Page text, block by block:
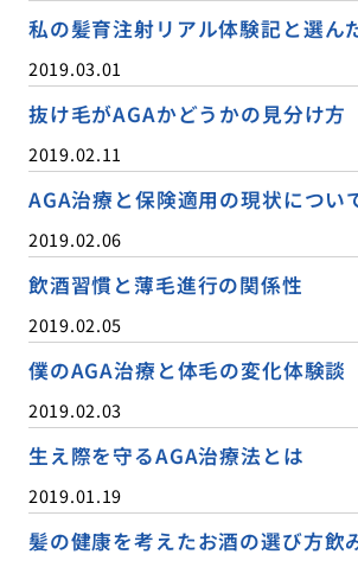
私の髪育注射リアル体験記と選ん
2019.03.01
抜け毛がAGAかどうかの見分け方
2019.02.11
AGA治療と保険適用の現状につい
2019.02.06
飲酒習慣と薄毛進行の関係性
2019.02.05
僕のAGA治療と体毛の変化体験談
2019.02.03
生え際を守るAGA治療法とは
2019.01.19
髪の健康を考えたお酒の選び方飲